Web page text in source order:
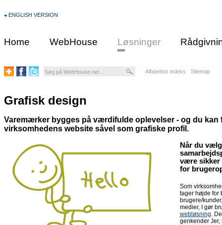
ENGLISH VERSION
Home WebHouse Løsninger
Alfabetisk indeks Sitemap
Grafisk design
Varemærker bygges på værdifulde oplevelser - og du kan
virksomhedens website såvel som grafiske profil.
Når du
være sikker
for
Som
tager højde for
brugere/
medier, I gør
webløsning .
genkender Jer,